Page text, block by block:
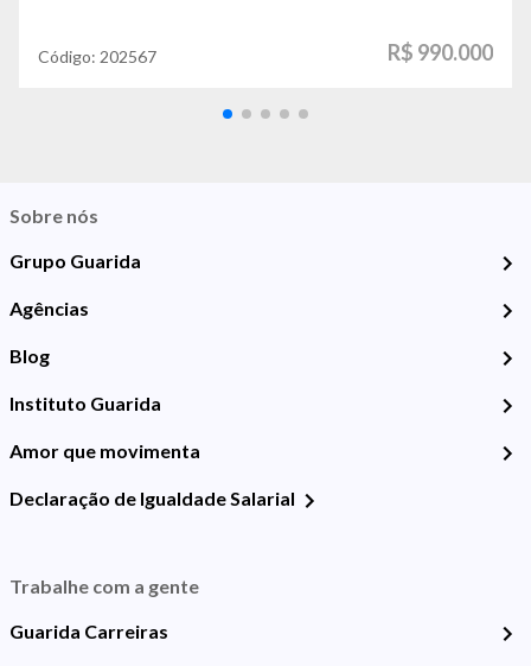
Código: 202567 R$ 990.000
Sobre nós
Grupo Guarida
Agências
Blog
Instituto Guarida
Amor que movimenta
Declaração de Igualdade Salarial
Trabalhe com a gente
Guarida Carreiras